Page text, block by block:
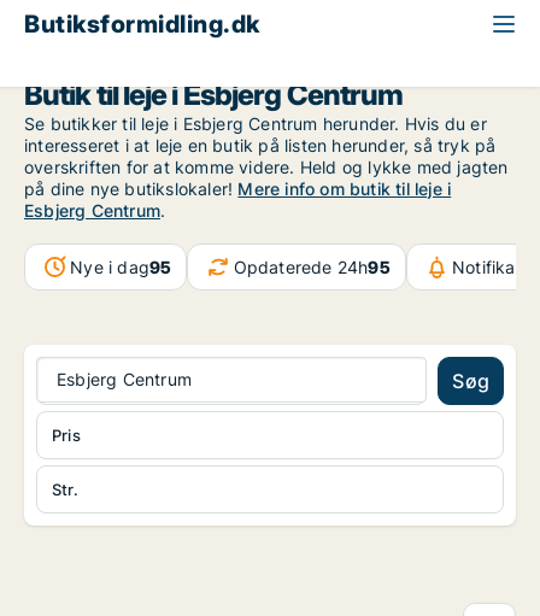
Butiksformidling.dk
Butik til leje i Esbjerg Centrum
Se butikker til leje i Esbjerg Centrum herunder. Hvis du er
interesseret i at leje en butik på listen herunder, så tryk på
overskriften for at komme videre. Held og lykke med jagten
på dine nye butikslokaler! Mere info om butik til leje i
Esbjerg Centrum.
Nye i dag95 Opdaterede 24h95
Esbjerg Centrum Søg
Str.
Pris